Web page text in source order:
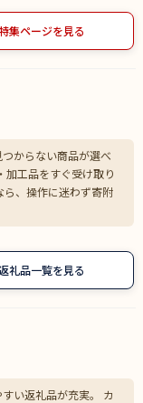
集ページを見る
からない商品が選べ
加工品をすぐ受け取り
、操作に迷わず寄附
礼品一覧を見る
い返礼品が充実。 カ